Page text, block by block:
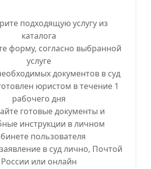
подходящую услугу из
каталога
форму, согласно выбранной
услуге
документов в суд
юристом в течение 1
рабочего дня
готовые документы и
инструкции в личном
пользователя
в суд лично, Почтой
России или онлайн